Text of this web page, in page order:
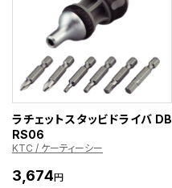
ラチェットスタッビドライバ DB
RS06
KTC / ケーティーシー
3,674円